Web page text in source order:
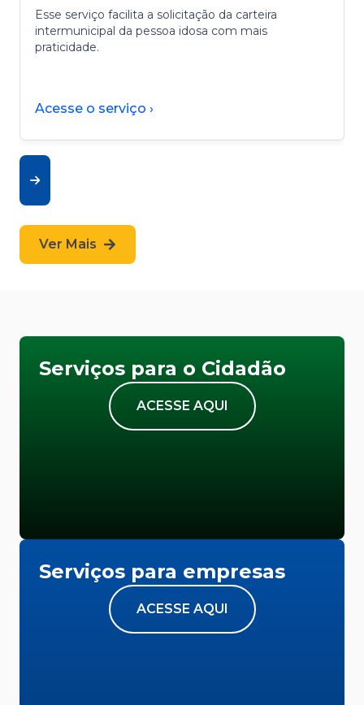
Esse serviço facilita a solicitação da carteira
intermunicipal da pessoa idosa com mais
praticidade.
Acesse o serviço ›
Ver Mais
Serviços para o Cidadão
ACESSE AQUI
Serviços para empresas
ACESSE AQUI